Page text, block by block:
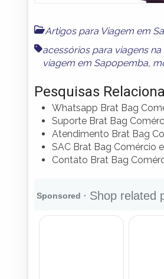
Artigos para Viagem em
acessórios para viagens
viagem em Sapopemba,
Pesquisas
Whatsapp Brat Bag
Suporte Brat Bag
Atendimento Brat Bag
SAC Brat Bag Comércio
Contato Brat Bag